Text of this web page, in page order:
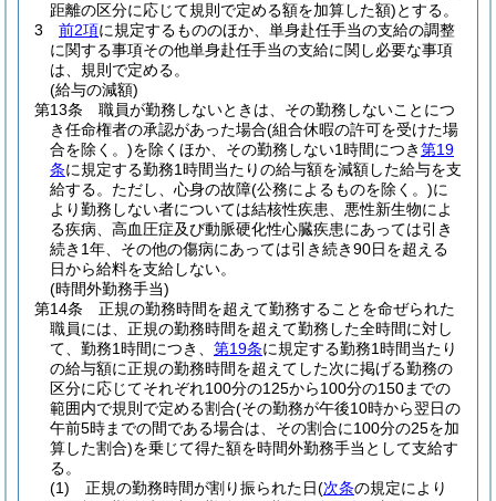
距離の区分に応じて規則で定める額を加算した額)とする。
3
前2項に規定するもののほか、単身赴任手当の支給の調整
に関する事項その他単身赴任手当の支給に関し必要な事項
は、規則で定める。
(給与の減額)
第13条
職員が勤務しないときは、その勤務しないことにつ
き任命権者の承認があった場合(組合休暇の許可を受けた場
合を除く。)を除くほか、その勤務しない1時間につき第19
条に規定する勤務1時間当たりの給与額を減額した給与を支
給する。 ただし、心身の故障(公務によるものを除く。)に
より勤務しない者については結核性疾患、悪性新生物によ
る疾病、高血圧症及び動脈硬化性心臓疾患にあっては引き
続き1年、その他の傷病にあっては引き続き90日を超える
日から給料を支給しない。
(時間外勤務手当)
第14条
正規の勤務時間を超えて勤務することを命ぜられた
職員には、正規の勤務時間を超えて勤務した全時間に対し
て、勤務1時間につき、 第19条に規定する勤務1時間当たり
の給与額に正規の勤務時間を超えてした次に掲げる勤務の
区分に応じてそれぞれ100分の125から100分の150までの
範囲内で規則で定める割合(その勤務が午後10時から翌日の
午前5時までの間である場合は、その割合に100分の25を加
算した割合)を乗じて得た額を時間外勤務手当として支給す
る。
(1)
正規の勤務時間が割り振られた日(次条の規定により